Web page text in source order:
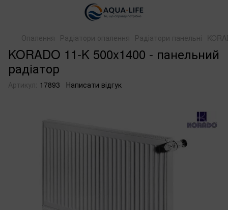
Опалення Радіатори опалення Радіатори панельні
KORADO 11-K 500x1400 - панельний
радіатор
Артикул: 17893 Написати відгук